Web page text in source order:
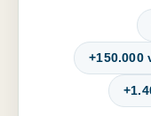
+150.000